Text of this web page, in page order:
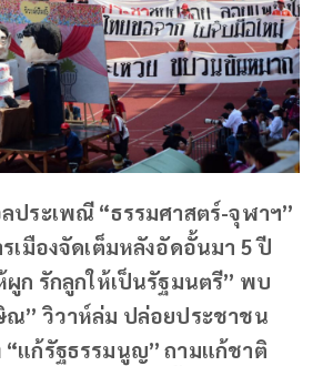
ประเพณี “ธรรมศาสตร์-จุฬาฯ”
เมืองจัดเต็มหลังอัดอั้นมา 5 ปี
ผูก รักลูกให้เป็นรัฐมนตรี” พบ
” วิวาห์ล่ม ปล่อยประชาชน
“แก้รัฐธรรมนูญ” ถามแก้ชาติ